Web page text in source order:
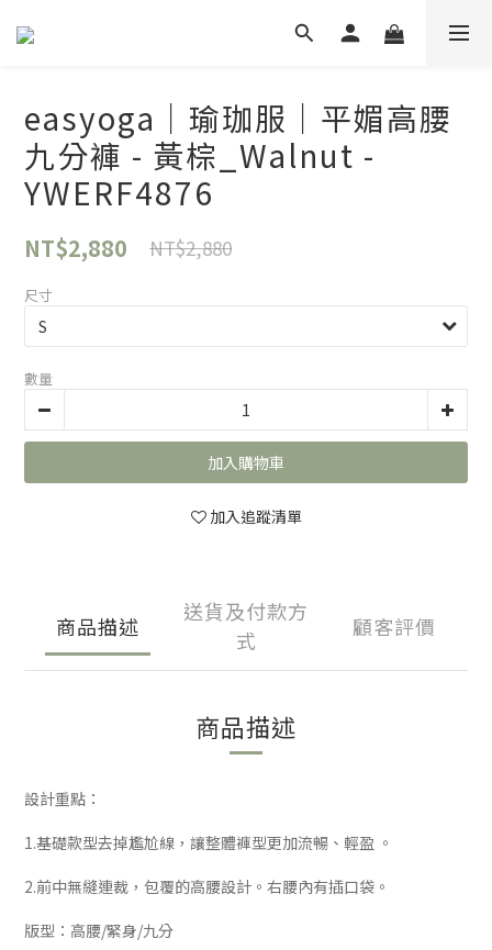
easyoga｜瑜珈服｜平媚高腰
九分褲 - 黃棕_Walnut -
YWERF4876
NT$2,880 NT$2,880
尺寸
數量
加入購物車
加入追蹤清單
商品描述
送貨及付款方
式
顧客評價
商品描述
設計重點：
1.基礎款型去掉尷尬線，讓整體褲型更加流暢、輕盈 。
2.前中無縫連裁，包覆的高腰設計。右腰內有插口袋。
版型：高腰/緊身/九分